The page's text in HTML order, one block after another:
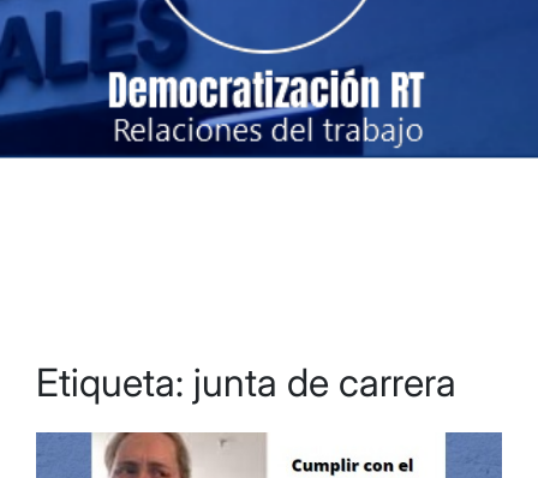
Etiqueta: junta de carrera